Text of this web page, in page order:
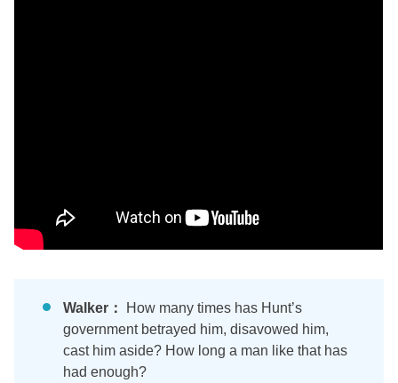
Walker：
How many times has Hunt’s
government betrayed him, disavowed him,
cast him aside? How long a man like that has
had enough?